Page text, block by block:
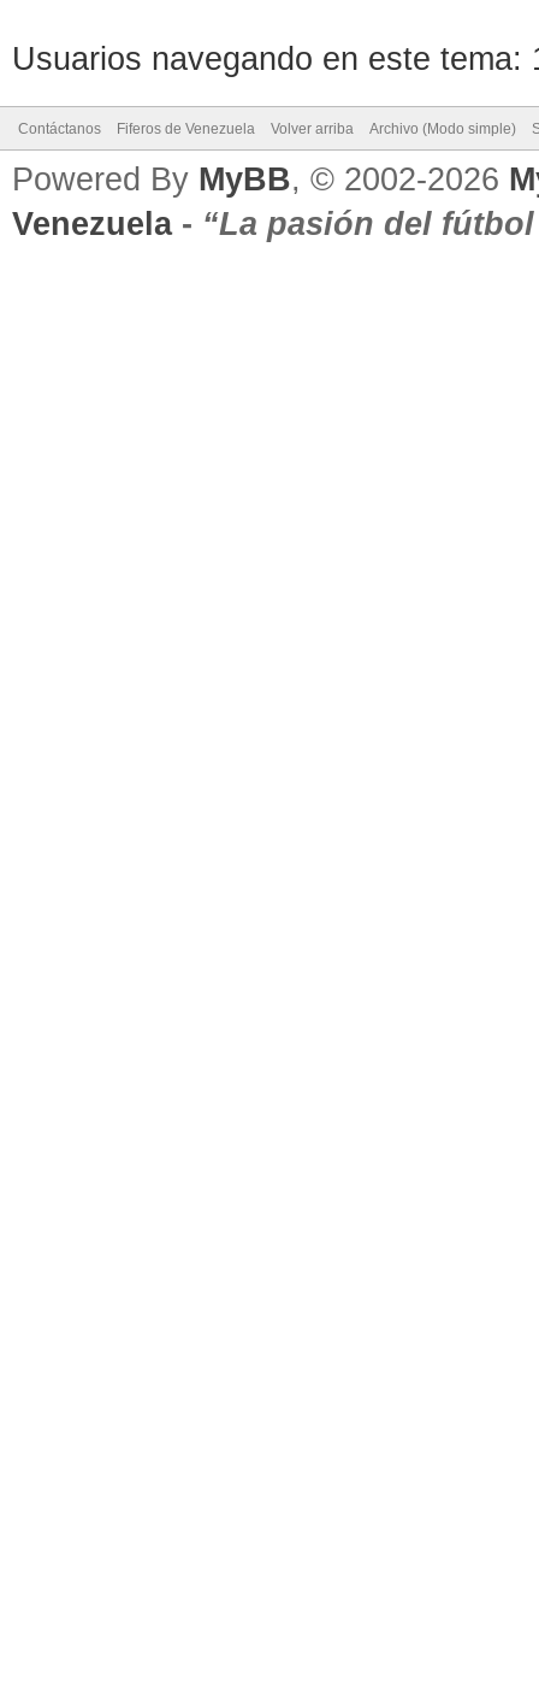
Usuarios navegando en este tema:
Contáctanos Fiferos de Venezuela Volver arriba Archivo (Modo simple)
Powered By MyBB, © 2002-2026
Venezuela- “La pasión del